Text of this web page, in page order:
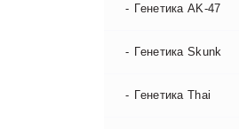
Горщик тканинний
Генетика AK-47
Генетика Skunk
Генетика Thai